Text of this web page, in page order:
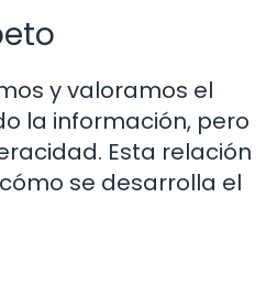
y valoramos el
la información, pero
Esta relación
se desarrolla el